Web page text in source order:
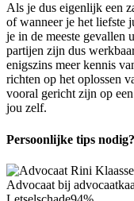
Als je dus eigenlijk een
of wanneer je het liefste
je in de meeste gevallen
partijen zijn dus
enigszins meer kennis
richten op het oplossen
vooral gericht zijn op
jou zelf.
Persoonlijke tips nodig?
Advocaat bij